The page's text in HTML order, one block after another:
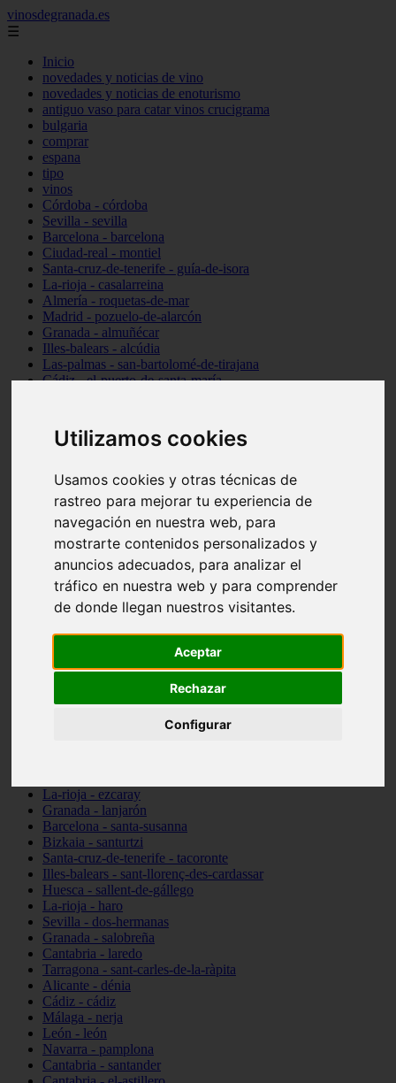
Utilizamos cookies
Usamos cookies y otras técnicas de
rastreo para mejorar tu experiencia de
navegación en nuestra web, para
mostrarte contenidos personalizados y
anuncios adecuados, para analizar el
tráfico en nuestra web y para comprender
de donde llegan nuestros visitantes.
Aceptar
Rechazar
Configurar
vinosdegranada.es
☰
Inicio
novedades y noticias de vino
novedades y noticias de enoturismo
antiguo vaso para catar vinos crucigrama
bulgaria
comprar
espana
tipo
vinos
Córdoba - córdoba
Sevilla - sevilla
Barcelona - barcelona
Ciudad-real - montiel
Santa-cruz-de-tenerife - guía-de-isora
La-rioja - casalarreina
Almería - roquetas-de-mar
Madrid - pozuelo-de-alarcón
Granada - almuñécar
Illes-balears - alcúdia
Las-palmas - san-bartolomé-de-tirajana
Cádiz - el-puerto-de-santa-maría
Santa-cruz-de-tenerife - los-llanos-de-aridane
Cantabria - suances
Granada - monachil
Huesca - isábena
Huesca - alquézar
Huesca - castejón-de-sos
Sevilla - marinaleda
Córdoba - almedinilla
Navarra - zangoza
Cantabria - arenas-de-iguña
Barcelona - la-pobla-de-lillet
Las-palmas - yaiza
Valladolid - fuensaldaña
La-rioja - ezcaray
Granada - lanjarón
Barcelona - santa-susanna
Bizkaia - santurtzi
Santa-cruz-de-tenerife - tacoronte
Illes-balears - sant-llorenç-des-cardassar
Huesca - sallent-de-gállego
La-rioja - haro
Sevilla - dos-hermanas
Granada - salobreña
Cantabria - laredo
Tarragona - sant-carles-de-la-ràpita
Alicante - dénia
Cádiz - cádiz
Málaga - nerja
León - león
Navarra - pamplona
Cantabria - santander